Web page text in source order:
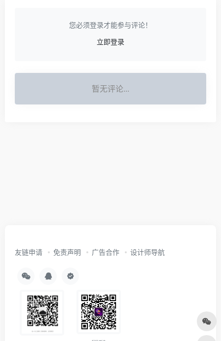
您必须登录才能参与评论！
立即登录
暂无评论...
友链申请 免责声明 广告合作 设计师导航